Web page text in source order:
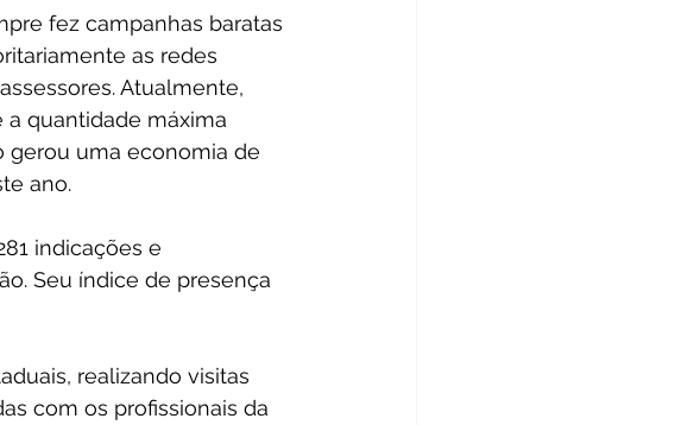
fez campanhas baratas
as redes
Atualmente,
quantidade máxima
gerou uma economia de
ano.
indicações e
Seu índice de presença
realizando visitas
com os profissionais da